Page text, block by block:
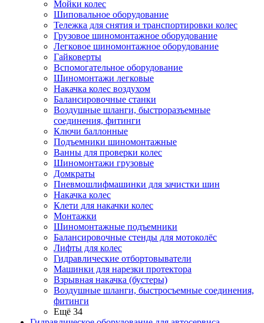
Мойки колес
Шиповальное оборудование
Тележка для снятия и транспортировки колес
Грузовое шиномонтажное оборудование
Легковое шиномонтажное оборудование
Гайковерты
Вспомогательное оборудование
Шиномонтажи легковые
Накачка колес воздухом
Балансировочные станки
Воздушные шланги, быстроразъемные
соединения, фитинги
Ключи баллонные
Подъемники шиномонтажные
Ванны для проверки колес
Шиномонтажи грузовые
Домкраты
Пневмошлифмашинки для зачистки шин
Накачка колес
Клети для накачки колес
Монтажки
Шиномонтажные подъемники
Балансировочные стенды для мотоколёс
Лифты для колес
Гидравлические отбортовыватели
Машинки для нарезки протектора
Взрывная накачка (бустеры)
Воздушные шланги, быстросъемные соединения,
фитинги
Ещё 34